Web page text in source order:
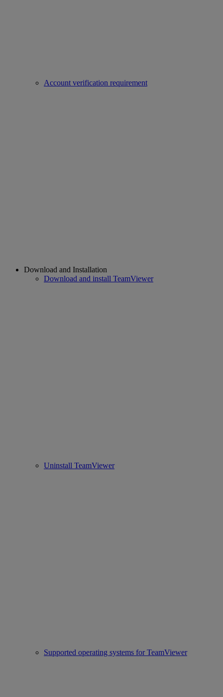
Account verification requirement
Download and Installation
Download and install TeamViewer
Uninstall TeamViewer
Supported operating systems for TeamViewer